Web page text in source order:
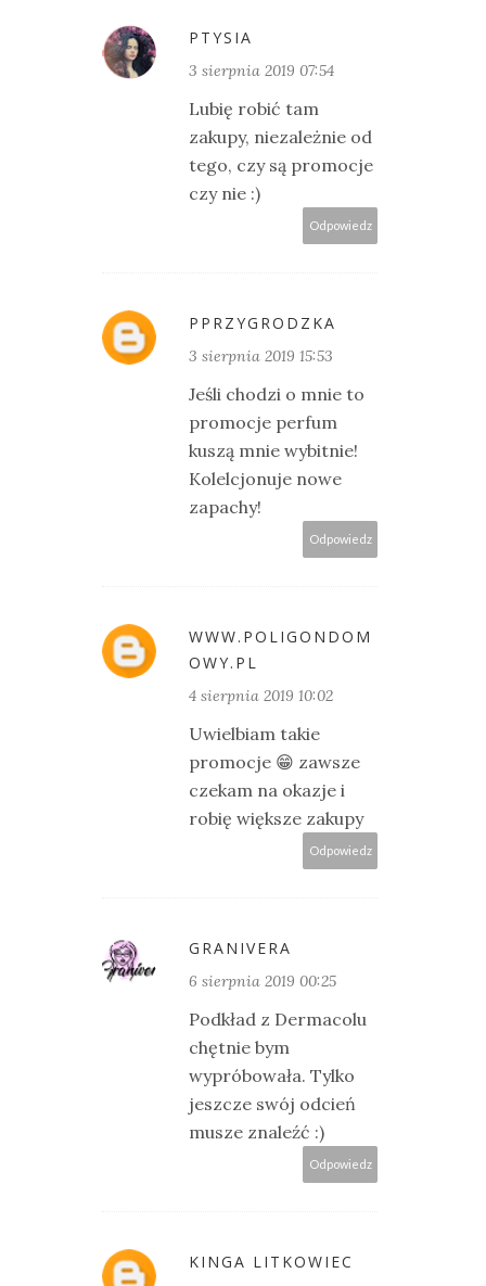
PTYSIA
3 sierpnia 2019 07:54
Lubię robić tam
zakupy, niezależnie od
tego, czy są promocje
czy nie :)
Odpowiedz
PPRZYGRODZKA
3 sierpnia 2019 15:53
Jeśli chodzi o mnie to
promocje perfum
kuszą mnie wybitnie!
Kolelcjonuje nowe
zapachy!
Odpowiedz
WWW.POLIGONDOM
OWY.PL
4 sierpnia 2019 10:02
Uwielbiam takie
promocje 😁 zawsze
czekam na okazje i
robię większe zakupy
Odpowiedz
GRANIVERA
6 sierpnia 2019 00:25
Podkład z Dermacolu
chętnie bym
wypróbowała. Tylko
jeszcze swój odcień
musze znaleźć :)
Odpowiedz
KINGA LITKOWIEC